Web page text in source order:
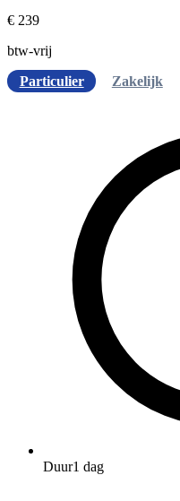
€ 239
btw-vrij
Particulier
Zakelijk
Duur1 dag